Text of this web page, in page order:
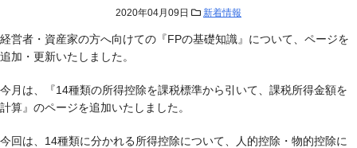
2020年04月09日 新着情報
経営者・資産家の方へ向けての『FPの基礎知識』について、ページを
追加・更新いたしました。
今月は、『14種類の所得控除を課税標準から引いて、課税所得金額を
計算』のページを追加いたしました。
今回は、14種類に分かれる所得控除について、人的控除・物的控除に